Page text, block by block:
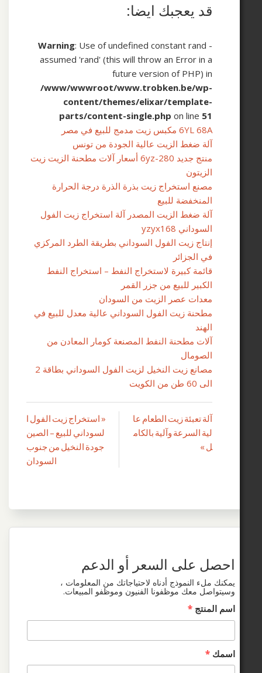
يعجبك ايضا:
Warning: Use of undefined constant rand
assumed 'rand' (this will throw an Error in
future version of PHP)
/www/wwwroot/www.trobken.be/
content/themes/elixar/
parts/content-single.php
ضغط الزيت عالية الجودة من تونس
منتج جديد 6yz-280 أسعار آلات مطحنة الزيت زيت
استخراج زيت بذرة الذرة درجة الحرارة
للبيع
ضغط الزيت المصدر آلة استخراج زيت الفول
زيت الفول السوداني بطريقة الطرد المركزي
كبيرة لاستخراج النفط – استخراج النفط
للبيع من جزر القمر
عصر الزيت من السودان
زيت الفول السوداني عالية معدل للبيع في
مطحنة النفط المصنعة كومار المعادن من
مصانع زيت النخيل لزيت الفول السوداني بطاقة 2
« استخراج زيت الفول ا
لسوداني للبيع – الصين
جودة النخيل من جنوب
تعبئة زيت الطعام عا
السرعة وآلية بالكام
على السعر أو الدعم
النموذج أدناه لاحتياجاتك من المعلومات ،
معك موظفونا الفنيون وموظفو المبيعات.